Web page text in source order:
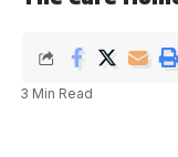
3 Min Read